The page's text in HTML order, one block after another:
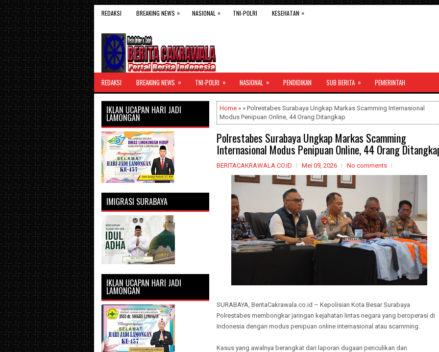
REDAKSI BREAKING NEWS » NASIONAL » TNI-POLRI KESEHATAN »
REDAKSI BREAKING NEWS » TNI-POLRI » NASIONAL » PENDIDIKAN SUB BERITA » PEMERINTAH
Home » » Polrestabes Surabaya Ungkap Markas Scamming Internasional
Modus Penipuan Online, 44 Orang Ditangkap
Polrestabes Surabaya Ungkap Markas Scamming
Internasional Modus Penipuan Online, 44 Orang
BERITACAKRAWALA.CO.ID Mei 09, 2026 No comments
SURABAYA, BeritaCakrawala.co.id – Kepolisian Kota Besar Surabaya
Polrestabes membongkar jaringan kejahatan lintas negara yang beroperasi di
Indonesia dengan modus penipuan online internasional atau scamming.
Kasus yang awalnya berangkat dari laporan dugaan penculikan dan
IKLAN UCAPAN HARI JADI
LAMONGAN
IMIGRASI SURABAYA
IKLAN UCAPAN HARI JADI
LAMONGAN